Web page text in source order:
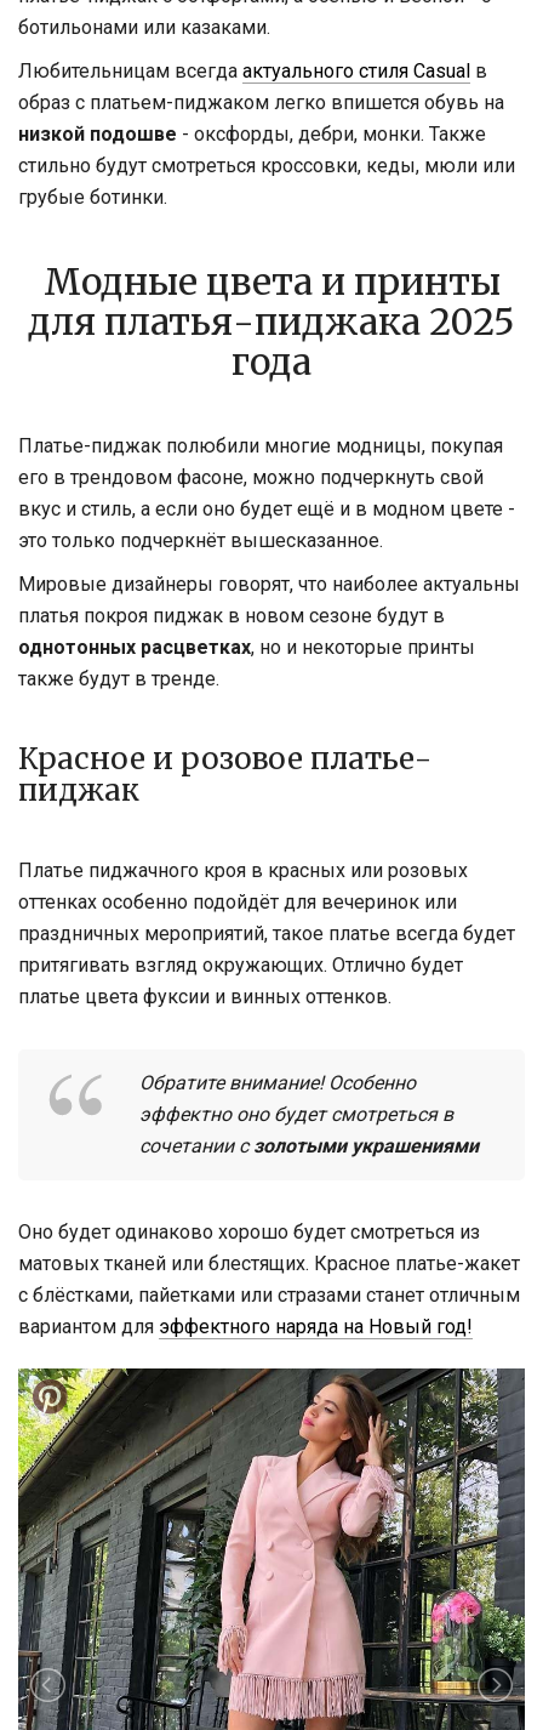
ботильонами или казаками.
Любительницам всегда актуального стиля Casual в
образ с платьем-пиджаком легко впишется обувь на
низкой подошве - оксфорды, дебри, монки. Также
стильно будут смотреться кроссовки, кеды, мюли или
грубые ботинки.
Модные цвета и принты
для платья-пиджака 2025
года
Платье-пиджак полюбили многие модницы, покупая
его в трендовом фасоне, можно подчеркнуть свой
вкус и стиль, а если оно будет ещё и в модном цвете -
это только подчеркнёт вышесказанное.
Мировые дизайнеры говорят, что наиболее актуальны
платья покроя пиджак в новом сезоне будут в
однотонных расцветках, но и некоторые принты
также будут в тренде.
Красное и розовое платье-
пиджак
Платье пиджачного кроя в красных или розовых
оттенках особенно подойдёт для вечеринок или
праздничных мероприятий, такое платье всегда будет
притягивать взгляд окружающих. Отлично будет
платье цвета фуксии и винных оттенков.
Обратите внимание! Особенно
эффектно оно будет смотреться в
сочетании сзолотыми украшениями
Оно будет одинаково хорошо будет смотреться из
матовых тканей или блестящих. Красное платье-жакет
с блёстками, пайетками или стразами станет отличным
вариантом для эффектного наряда на Новый год!